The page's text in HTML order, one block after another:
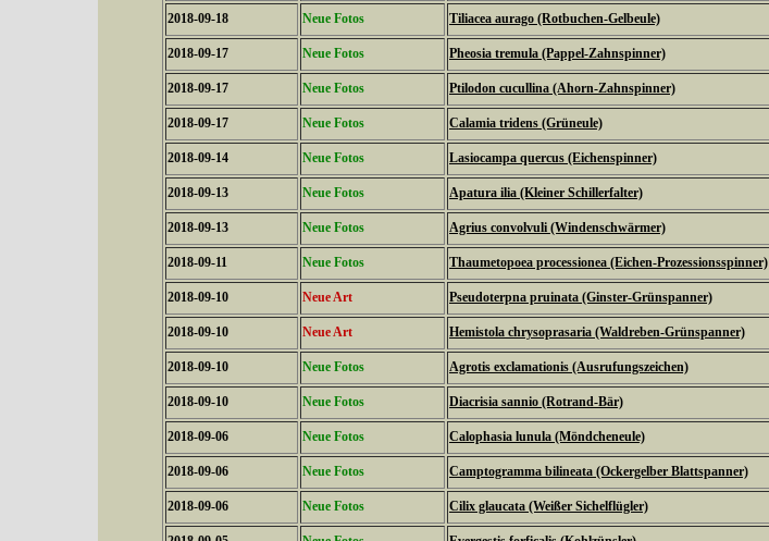
2018-09-18 Neue Fotos Tiliacea aurago (Rotbuchen-Gelbeule)
2018-09-17 Neue Fotos Pheosia tremula (Pappel-Zahnspinner)
2018-09-17 Neue Fotos Ptilodon cucullina (Ahorn-Zahnspinner)
2018-09-17 Neue Fotos Calamia tridens (Grüneule)
2018-09-14 Neue Fotos Lasiocampa quercus (Eichenspinner)
2018-09-13 Neue Fotos Apatura ilia (Kleiner Schillerfalter)
2018-09-13 Neue Fotos Agrius convolvuli (Windenschwärmer)
2018-09-11 Neue Fotos Thaumetopoea processionea (Eichen-Prozessionsspinner)
2018-09-10 Neue Art Pseudoterpna pruinata (Ginster-Grünspanner)
2018-09-10 Neue Art Hemistola chrysoprasaria (Waldreben-Grünspanner)
2018-09-10 Neue Fotos Agrotis exclamationis (Ausrufungszeichen)
2018-09-10 Neue Fotos Diacrisia sannio (Rotrand-Bär)
2018-09-06 Neue Fotos Calophasia lunula (Möndcheneule)
2018-09-06 Neue Fotos Camptogramma bilineata (Ockergelber Blattspanner)
2018-09-06 Neue Fotos Cilix glaucata (Weißer Sichelflügler)